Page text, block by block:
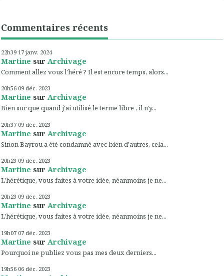
Commentaires récents
22h39 17 janv. 2024
Martine sur Archivage
Comment allez vous l'héré ? Il est encore temps, alors...
20h56 09 déc. 2023
Martine sur Archivage
Bien sur que quand j'ai utilisé le terme libre , il n'y...
20h37 09 déc. 2023
Martine sur Archivage
Sinon Bayrou a été condamné avec bien d'autres, cela...
20h23 09 déc. 2023
Martine sur Archivage
L'hérétique, vous faites à votre idée, néanmoins je ne...
20h23 09 déc. 2023
Martine sur Archivage
L'hérétique, vous faites à votre idée, néanmoins je ne...
19h07 07 déc. 2023
Martine sur Archivage
Pourquoi ne publiez vous pas mes deux derniers...
19h56 06 déc. 2023